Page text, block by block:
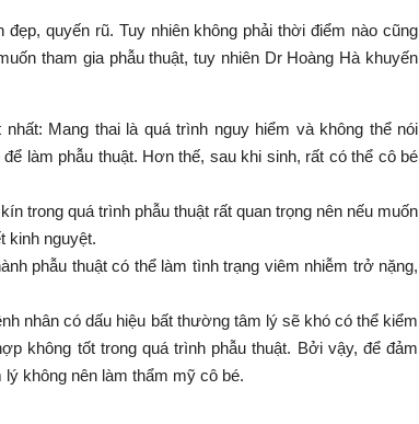
quyến rũ. Tuy nhiên không phải thời điểm nào cũng
tham gia phẫu thuật, tuy nhiên Dr Hoàng Hà khuyến
Mang thai là quá trình nguy hiểm và không thể nói
làm phẫu thuật. Hơn thế, sau khi sinh, rất có thể cô bé
trong quá trình phẫu thuật rất quan trọng nên nếu muốn
kinh nguyệt.
phẫu thuật có thể làm tình trạng viêm nhiễm trở nặng,
nhân có dấu hiệu bất thường tâm lý sẽ khó có thể kiểm
không tốt trong quá trình phẫu thuật. Bởi vậy, để đảm
không nên làm thẩm mỹ cô bé.